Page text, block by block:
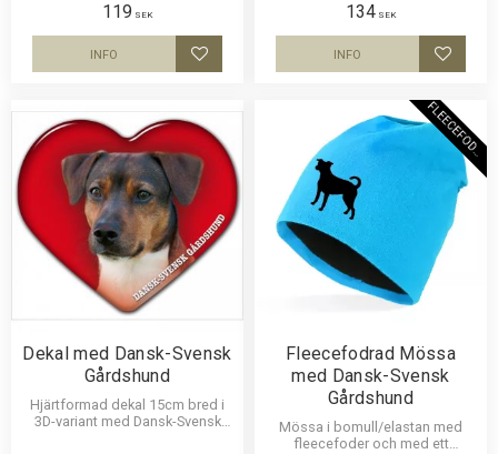
29 x 10 cm.
119 SEK
Lägg till i favoriter
INFO
Gårdshund. Mössan finns i flera
färger.
134 SEK
Lägg
INFO
Dekal med Dansk-Svensk
Gårdshund
Hjärtformad dekal 15cm bred i
3D-variant med Dansk-Svensk
Fleecefodrad Mössa
med Dansk-Svensk
Gårdshund
Mössa i bomull/elastan med
fleecefoder och med ett
F
L
E
E
C
E
F
O
D
E
R